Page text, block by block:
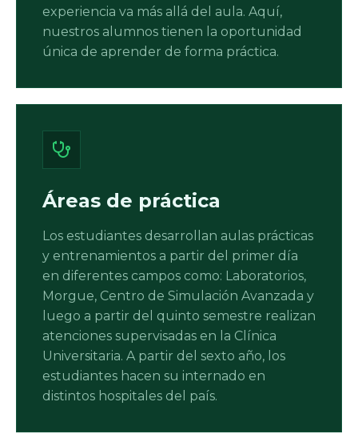
experiencia va más allá del aula. Aquí,
nuestros alumnos tienen la oportunidad
única de aprender de forma práctica.
Áreas de práctica
Los estudiantes desarrollan aulas prácticas
y entrenamientos a partir del primer día
en diferentes campos como: Laboratorios,
Morgue, Centro de Simulación Avanzada y
luego a partir del quinto semestre realizan
atenciones supervisadas en la Clínica
Universitaria. A partir del sexto año, los
estudiantes hacen su internado en
distintos hospitales del país.